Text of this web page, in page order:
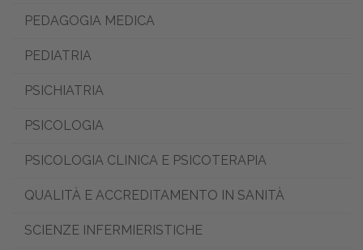
PEDAGOGIA MEDICA
PEDIATRIA
PSICHIATRIA
PSICOLOGIA
PSICOLOGIA CLINICA E PSICOTERAPIA
QUALITÀ E ACCREDITAMENTO IN SANITÀ
SCIENZE INFERMIERISTICHE